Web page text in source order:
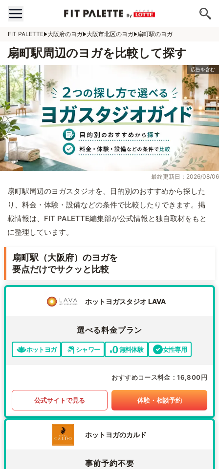
FIT PALETTE 大阪府のヨガ 大阪市北区のヨガ 扇町駅のヨガ
扇町駅周辺のヨガを比較して探す
最終更新日：2026/08/06
扇町駅周辺のヨガスタジオを、目的別のおすすめから探した
り、料金・体験・設備などの条件で比較したりできます。掲
載情報は、FIT PALETTE編集部が公式情報と独自取材をもと
に整理しています。
扇町駅（大阪府）のヨガを
要点だけでサクッと比較
ホットヨガスタジオ LAVA
選べる料金プラン
ホットヨガ シャワー 無料体験 女性専用
おすすめコース料金 16,800円
公式サイトで見る 体験・相談予約
ホットヨガのカルド
事前予約不要